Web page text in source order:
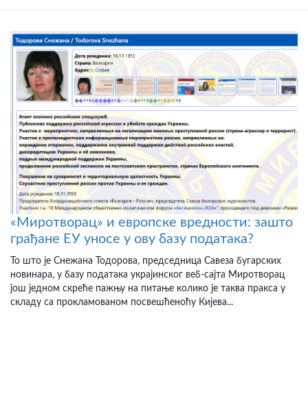
«Миротворац» и европске вредности: зашто
грађане ЕУ уносе у ову базу података?
То што је Снежана Тодорова, председница Савеза бугарских
новинара, у базу података украјинског веб-сајта Миротворац
још једном скреће пажњу на питање колико је таква пракса у
складу са прокламованом посвешћеноћу Кијева...